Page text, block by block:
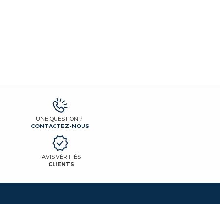
UNE QUESTION ?
CONTACTEZ-NOUS
AVIS VÉRIFIÉS
CLIENTS